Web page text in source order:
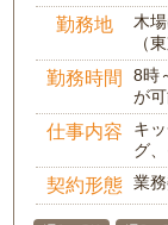
勤務地
木
（
勤務時間
8時
が
仕事内容
キ
グ
契約形態 業